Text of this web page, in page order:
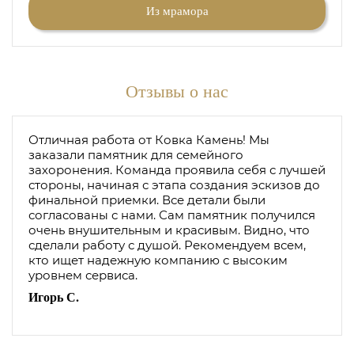
Из мрамора
Отзывы о нас
Отличная работа от Ковка Камень! Мы
заказали памятник для семейного
захоронения. Команда проявила себя с лучшей
стороны, начиная с этапа создания эскизов до
финальной приемки. Все детали были
согласованы с нами. Сам памятник получился
очень внушительным и красивым. Видно, что
сделали работу с душой. Рекомендуем всем,
кто ищет надежную компанию с высоким
уровнем сервиса.
Игорь С.